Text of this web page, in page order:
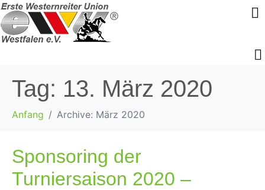
Tag: 13. März 2020
Anfang Archive: März 2020
Sponsoring der
Turniersaison 2020 –